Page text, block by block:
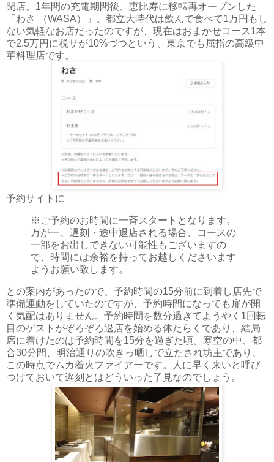
閉店。1年間の充電期間後、恵比寿に移転再オープンした
「わさ （WASA）」。都立大時代は飲んで食べて1万円もし
ない気軽なお店だったのですが、現在はおまかせコース1本
で2.5万円に税サが10%づつという、東京でも屈指の高級中
華料理店です。
予約サイトに
※ご予約のお時間に一斉スタートとなります。
万が一、遅刻・途中退店される場合、コースの
一部をお出しできない可能性もございますの
で、時間には余裕を持ってお越しくださいます
ようお願い致します。
との案内があったので、予約時間の15分前に到着し店先で
準備運動をしていたのですが、予約時間になっても扉が開
く気配はありません。予約時間を数分過ぎてようやく1回転
目のゲストがぞろぞろ退店を始める体たらくであり、結局
席に着けたのは予約時間を15分を過ぎた頃。寒空の中、都
合30分間、明治通りの吹きっ晒しで立たされ坊主であり、
この時点でムカ着火ファイアーです。人に早く来いと呼び
つけておいて遅刻とはどういった了見なのでしょう。